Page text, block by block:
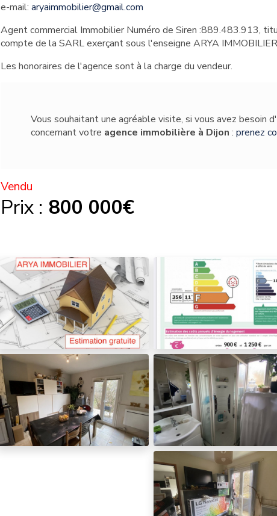
e-mail: aryaimmobilier@gmail.com
Agent commercial Immobilier Numéro de Siren :889.483.913,
compte de la SARL exerçant sous l'enseigne ARYA
Les honoraires de l'agence sont à la charge du vendeur.
Vous souhaitant une agréable visite, si vous avez besoin
concernant votre agence immobilière à Dijon : prenez
Vendu
Prix : 800 000€